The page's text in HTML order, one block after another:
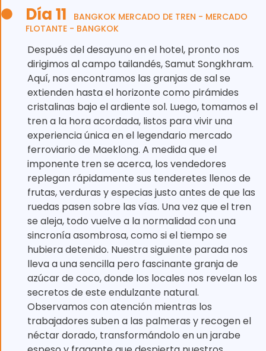
Día 11
BANGKOK MERCADO DE TREN - MERCADO
FLOTANTE - BANGKOK
Después del desayuno en el hotel, pronto nos
dirigimos al campo tailandés, Samut Songkhram.
Aquí, nos encontramos las granjas de sal se
extienden hasta el horizonte como pirámides
cristalinas bajo el ardiente sol. Luego, tomamos el
tren a la hora acordada, listos para vivir una
experiencia única en el legendario mercado
ferroviario de Maeklong. A medida que el
imponente tren se acerca, los vendedores
replegan rápidamente sus tenderetes llenos de
frutas, verduras y especias justo antes de que las
ruedas pasen sobre las vías. Una vez que el tren
se aleja, todo vuelve a la normalidad con una
sincronía asombrosa, como si el tiempo se
hubiera detenido. Nuestra siguiente parada nos
lleva a una sencilla pero fascinante granja de
azúcar de coco, donde los locales nos revelan los
secretos de este endulzante natural.
Observamos con atención mientras los
trabajadores suben a las palmeras y recogen el
néctar dorado, transformándolo en un jarabe